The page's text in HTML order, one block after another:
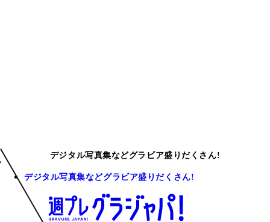
デジタル写真集などグラビア盛りだくさん!
デジタル写真集などグラビア盛りだくさん!